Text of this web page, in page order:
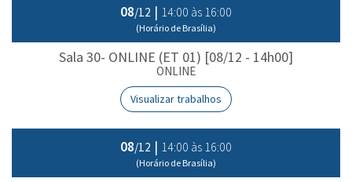
08/12 | 14:00 às 16:00
(Horário de Brasília)
Sala 30- ONLINE (ET 01) [08/12 - 14h00]
ONLINE
Visualizar trabalhos
08/12 | 14:00 às 16:00
(Horário de Brasília)